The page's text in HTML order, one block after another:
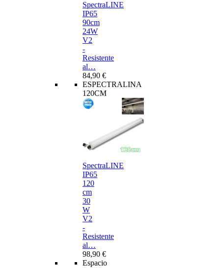
SpectraLINE
IP65
90cm
24W
V2
-
Resistente
al…
84,90 €
ESPECTRALINA
120CM
SpectraLINE
IP65
120
cm
30
W
V2
-
Resistente
al…
98,90 €
Espacio